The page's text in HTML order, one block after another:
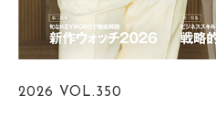
2026 VOL.350